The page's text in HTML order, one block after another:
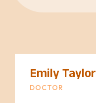
Emily Taylor
DOCTOR